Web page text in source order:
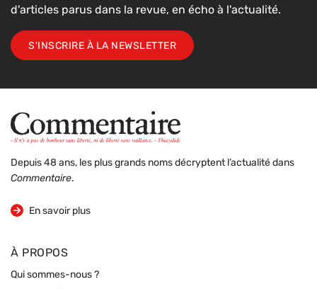
d'articles parus dans la revue, en écho à l'actualité.
S'INSCRIRE À LA NEWSLETTER
Depuis 48 ans, les plus grands noms décryptent l’actualité dans
Commentaire.
En savoir plus
sur la revue
À PROPOS
Qui sommes-nous ?